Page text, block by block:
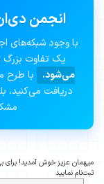
انجمن
با وجود شبکه‌های
یک تفاوت بزرگ
می‌شود.
با طرح
دریافت می‌کنید،
میهمان عزیز خوش آمدید! برای
ثبت‌نام نمایید